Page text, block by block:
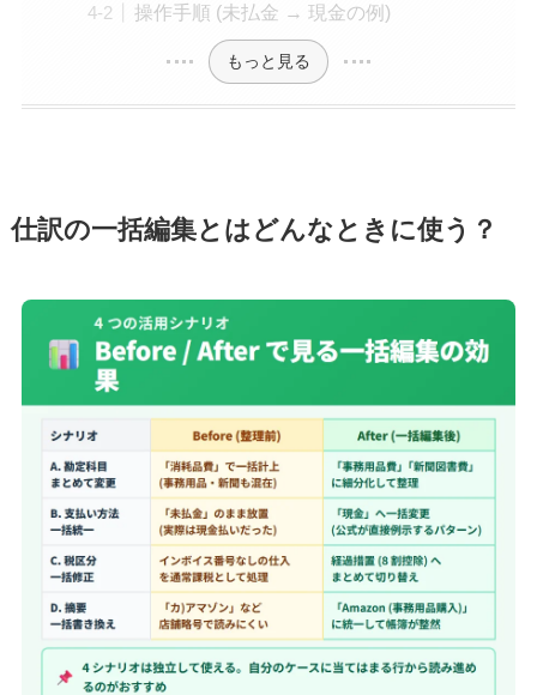
操作手順 (未払金 → 現金の例)
もっと見る
仕訳の一括編集とはどんなときに使う？